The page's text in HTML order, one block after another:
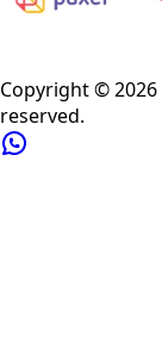
Copyright ©2026
reserved.